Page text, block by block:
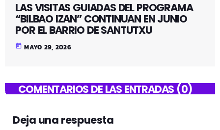
LAS VISITAS GUIADAS DEL PROGRAMA
“BILBAO IZAN” CONTINUAN EN JUNIO
POR EL BARRIO DE SANTUTXU
today MAYO 29, 2026
COMENTARIOS DE LAS ENTRADAS (0)
Deja una respuesta